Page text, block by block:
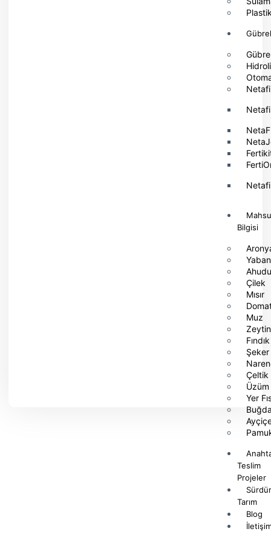
Gübre
Bilgisi
Çilek
Mısır
Muz
Zeytin
Fındık
Şeker
Çeltik
Üzüm
Yer
Teslim
Projeler
Tarım
Blog